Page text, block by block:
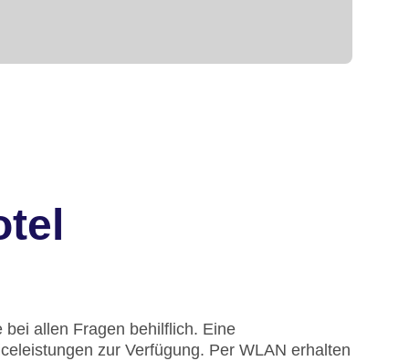
allen Fragen behilflich. Eine
zur Verfügung. Per WLAN erhalten